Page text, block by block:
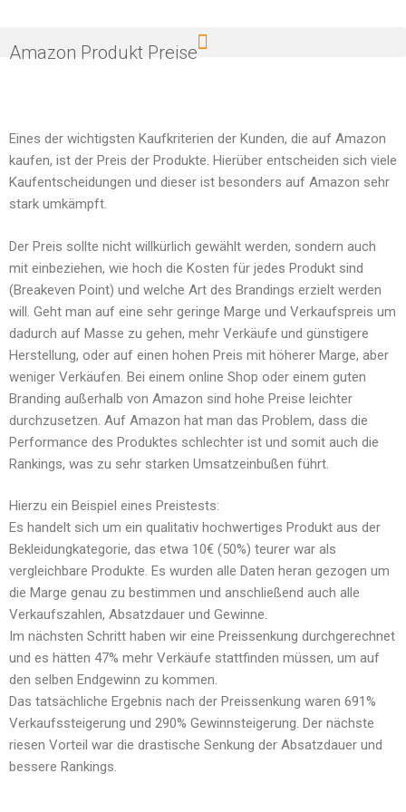
Amazon Produkt Preise
Eines der wichtigsten Kaufkriterien der Kunden, die auf Amazon
kaufen, ist der Preis der Produkte. Hierüber entscheiden sich viele
Kaufentscheidungen und dieser ist besonders auf Amazon sehr
stark umkämpft.
Der Preis sollte nicht willkürlich gewählt werden, sondern auch
mit einbeziehen, wie hoch die Kosten für jedes Produkt sind
(Breakeven Point) und welche Art des Brandings erzielt werden
will. Geht man auf eine sehr geringe Marge und Verkaufspreis um
dadurch auf Masse zu gehen, mehr Verkäufe und günstigere
Herstellung, oder auf einen hohen Preis mit höherer Marge, aber
weniger Verkäufen. Bei einem online Shop oder einem guten
Branding außerhalb von Amazon sind hohe Preise leichter
durchzusetzen. Auf Amazon hat man das Problem, dass die
Performance des Produktes schlechter ist und somit auch die
Rankings, was zu sehr starken Umsatzeinbußen führt.
Hierzu ein Beispiel eines Preistests:
Es handelt sich um ein qualitativ hochwertiges Produkt aus der
Bekleidungkategorie, das etwa 10€ (50%) teurer war als
vergleichbare Produkte. Es wurden alle Daten heran gezogen um
die Marge genau zu bestimmen und anschließend auch alle
Verkaufszahlen, Absatzdauer und Gewinne.
Im nächsten Schritt haben wir eine Preissenkung durchgerechnet
und es hätten 47% mehr Verkäufe stattfinden müssen, um auf
den selben Endgewinn zu kommen.
Das tatsächliche Ergebnis nach der Preissenkung waren 691%
Verkaufssteigerung und 290% Gewinnsteigerung. Der nächste
riesen Vorteil war die drastische Senkung der Absatzdauer und
bessere Rankings.